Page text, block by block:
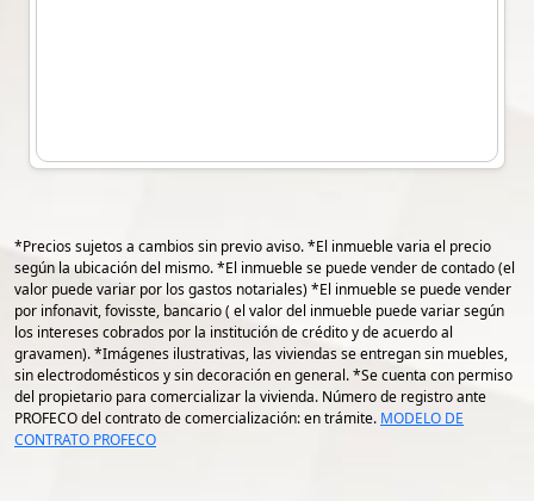
*Precios sujetos a cambios sin previo aviso. *El inmueble varia el precio
según la ubicación del mismo. *El inmueble se puede vender de contado (el
valor puede variar por los gastos notariales) *El inmueble se puede vender
por infonavit, fovisste, bancario ( el valor del inmueble puede variar según
los intereses cobrados por la institución de crédito y de acuerdo al
gravamen). *Imágenes ilustrativas, las viviendas se entregan sin muebles,
sin electrodomésticos y sin decoración en general. *Se cuenta con permiso
del propietario para comercializar la vivienda. Número de registro ante
PROFECO del contrato de comercialización: en trámite. MODELO DE
CONTRATO PROFECO